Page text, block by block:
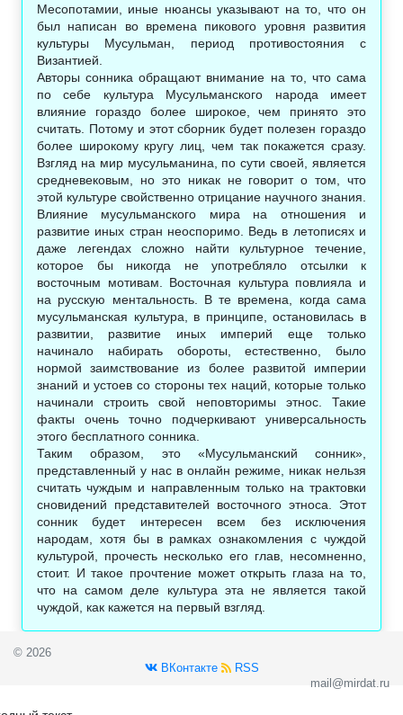
Месопотамии, иные нюансы указывают на то, что он
был написан во времена пикового уровня развития
культуры Мусульман, период противостояния с
Византией.
Авторы сонника обращают внимание на то, что сама
по себе культура Мусульманского народа имеет
влияние гораздо более широкое, чем принято это
считать. Потому и этот сборник будет полезен гораздо
более широкому кругу лиц, чем так покажется сразу.
Взгляд на мир мусульманина, по сути своей, является
средневековым, но это никак не говорит о том, что
этой культуре свойственно отрицание научного знания.
Влияние мусульманского мира на отношения и
развитие иных стран неоспоримо. Ведь в летописях и
даже легендах сложно найти культурное течение,
которое бы никогда не употребляло отсылки к
восточным мотивам. Восточная культура повлияла и
на русскую ментальность. В те времена, когда сама
мусульманская культура, в принципе, остановилась в
развитии, развитие иных империй еще только
начинало набирать обороты, естественно, было
нормой заимствование из более развитой империи
знаний и устоев со стороны тех наций, которые только
начинали строить свой неповторимы этнос. Такие
факты очень точно подчеркивают универсальность
этого бесплатного сонника.
Таким образом, это «Мусульманский сонник»,
представленный у нас в онлайн режиме, никак нельзя
считать чуждым и направленным только на трактовки
сновидений представителей восточного этноса. Этот
сонник будет интересен всем без исключения
народам, хотя бы в рамках ознакомления с чуждой
культурой, прочесть несколько его глав, несомненно,
стоит. И такое прочтение может открыть глаза на то,
что на самом деле культура эта не является такой
чуждой, как кажется на первый взгляд.
© 2026
ВКонтакте
RSS
mail@mirdat.ru